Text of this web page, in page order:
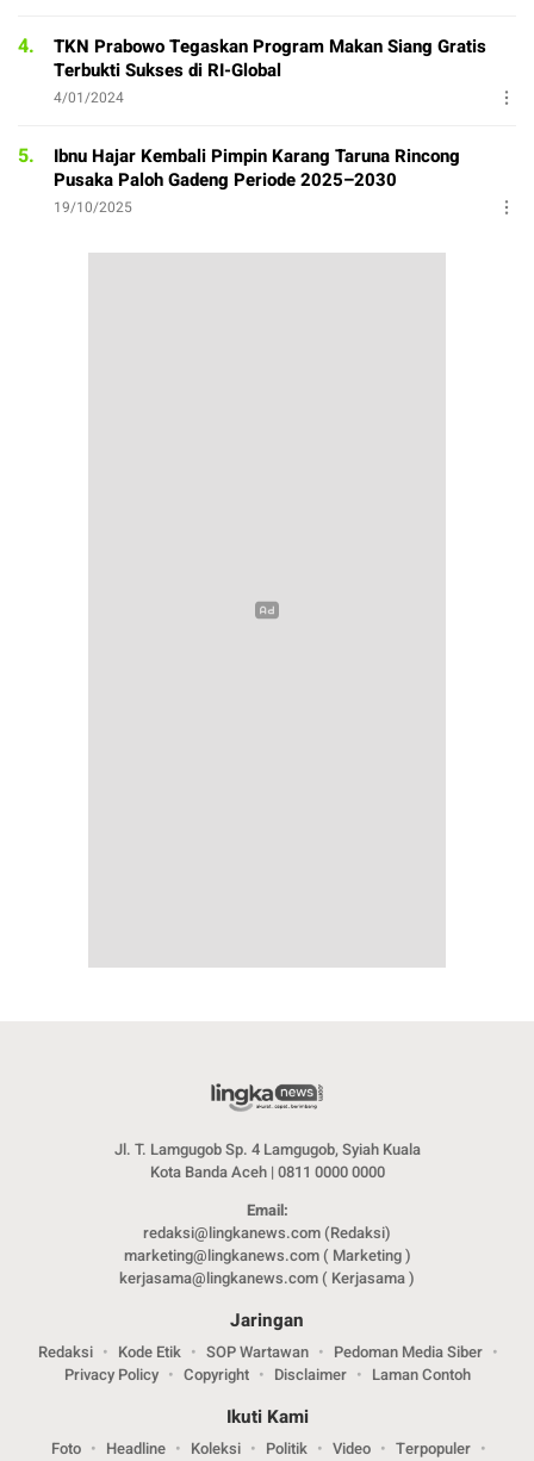
4.
TKN Prabowo Tegaskan Program Makan Siang Gratis
Terbukti Sukses di RI-Global
4/01/2024
5.
Ibnu Hajar Kembali Pimpin Karang Taruna Rincong
Pusaka Paloh Gadeng Periode 2025–2030
19/10/2025
Jl. T. Lamgugob Sp. 4 Lamgugob, Syiah Kuala
Kota Banda Aceh | 0811 0000 0000
Email:
redaksi@lingkanews.com (Redaksi)
marketing@lingkanews.com ( Marketing )
kerjasama@lingkanews.com ( Kerjasama )
Jaringan
Redaksi Kode Etik SOP Wartawan
Pedoman Media Siber
Privacy Policy
Copyright Disclaimer Laman Contoh
Ikuti Kami
Foto Headline Koleksi Politik Video
Terpopuler